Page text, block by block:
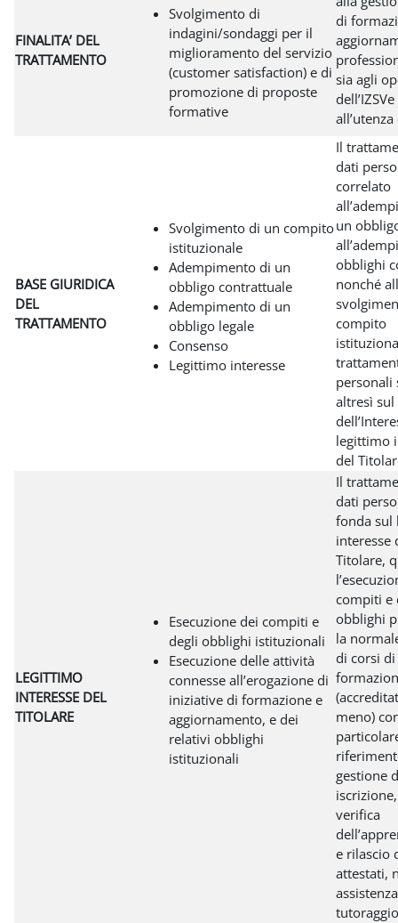
FINALITA’ DEL
TRATTAMENTO
Svolgimento di
indagini/sondaggi per il
miglioramento del servizio
(customer satisfaction) e di
promozione di proposte
formative
di
sia agli
BASE GIURIDICA
DEL
TRATTAMENTO
Svolgimento di un compito
istituzionale
Adempimento di un
obbligo contrattuale
Adempimento di un
obbligo legale
Consenso
Legittimo interesse
Il
dati
correlato
un
obblighi
nonché
compito
personali
altresì sul
legittimo
del
LEGITTIMO
INTERESSE DEL
TITOLARE
Esecuzione dei compiti e
degli obblighi istituzionali
Esecuzione delle attività
connesse all’erogazione di
iniziative di formazione e
aggiornamento, e dei
relativi obblighi
istituzionali
Il
dati
fonda sul
interesse
Titolare,
compiti e
obblighi
la
di corsi di
meno)
gestione
verifica
e rilascio
attestati,